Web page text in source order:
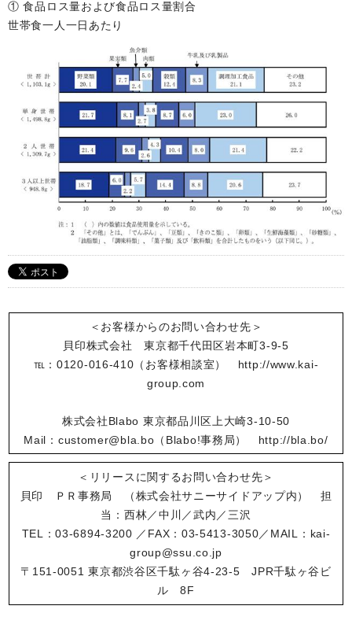
① 食品ロス量および食品ロス量割合
世帯食一人一日あたり
＜お客様からのお問い合わせ先＞
貝印株式会社 東京都千代田区岩本町3-9-5
℡：0120-016-410（お客様相談室） http://www.kai-
group.com
株式会社Blabo 東京都品川区上大崎3-10-50
Mail：customer@bla.bo（Blabo!事務局） http://bla.bo/
＜リリースに関するお問い合わせ先＞
貝印 ＰＲ事務局 （株式会社サニーサイドアップ内） 担
当：西林／中川／武内／三沢
TEL：03-6894-3200 ／FAX：03-5413-3050／MAIL：kai-
group@ssu.co.jp
〒151-0051 東京都渋谷区千駄ヶ谷4-23-5 JPR千駄ヶ谷ビ
ル 8F